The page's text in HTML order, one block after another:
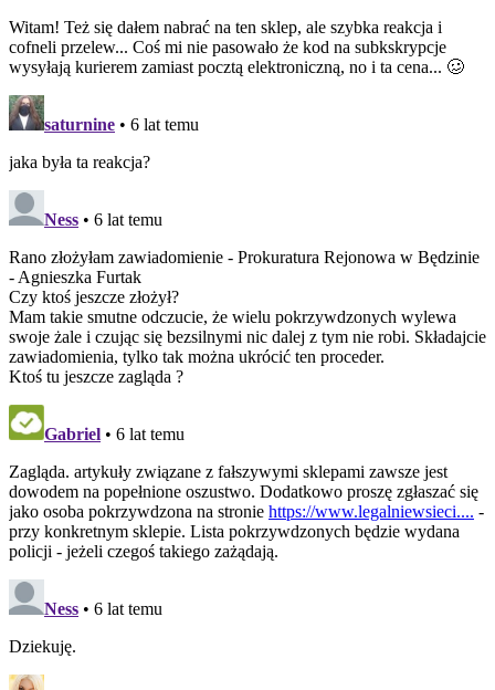
Witam! Też się dałem nabrać na ten sklep, ale szybka reakcja i
cofneli przelew... Coś mi nie pasowało że kod na subkskrypcje
wysyłają kurierem zamiast pocztą elektroniczną, no i ta cena... 🥴
saturnine • 6 lat temu
jaka była ta reakcja?
Ness • 6 lat temu
Rano złożyłam zawiadomienie - Prokuratura Rejonowa w Będzinie
- Agnieszka Furtak
Czy ktoś jeszcze złożył?
Mam takie smutne odczucie, że wielu pokrzywdzonych wylewa
swoje żale i czując się bezsilnymi nic dalej z tym nie robi. Składajcie
zawiadomienia, tylko tak można ukrócić ten proceder.
Ktoś tu jeszcze zagląda ?
Gabriel • 6 lat temu
Zagląda. artykuły związane z fałszywymi sklepami zawsze jest
dowodem na popełnione oszustwo. Dodatkowo proszę zgłaszać się
jako osoba pokrzywdzona na stronie https://www.legalniewsieci.... -
przy konkretnym sklepie. Lista pokrzywdzonych będzie wydana
policji - jeżeli czegoś takiego zażądają.
Ness • 6 lat temu
Dziekuję.